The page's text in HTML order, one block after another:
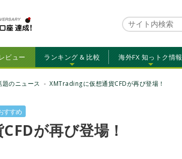
ビュー ランキング & 比較 海外FX 知っトク情報
題のニュース XMTradingに仮想通貨CFDが再び登場！
すすめ
が再び登場！